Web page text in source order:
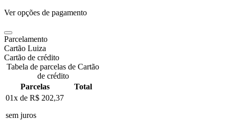
Ver opções de pagamento
Parcelamento
Cartão Luiza
Cartão de crédito
Tabela de parcelas de Cartão
de crédito
Parcelas
Total
01x de R$ 202,37
sem juros